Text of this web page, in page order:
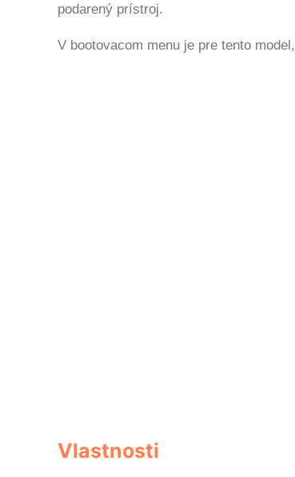
podarený prístroj.
V bootovacom menu je pre tento model,
Vlastnosti